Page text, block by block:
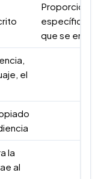
Proporcione
específico
que se
el
la
al